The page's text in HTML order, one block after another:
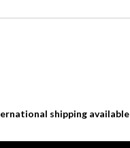
shipping available